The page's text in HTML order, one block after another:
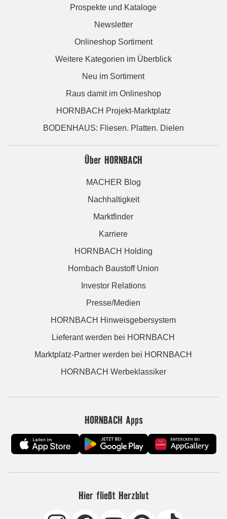
Prospekte und Kataloge
Newsletter
Onlineshop Sortiment
Weitere Kategorien im Überblick
Neu im Sortiment
Raus damit im Onlineshop
HORNBACH Projekt-Marktplatz
BODENHAUS: Fliesen. Platten. Dielen
Über HORNBACH
MACHER Blog
Nachhaltigkeit
Marktfinder
Karriere
HORNBACH Holding
Hornbach Baustoff Union
Investor Relations
Presse/Medien
HORNBACH Hinweisgebersystem
Lieferant werden bei HORNBACH
Marktplatz-Partner werden bei HORNBACH
HORNBACH Werbeklassiker
HORNBACH Apps
Hier fließt Herzblut